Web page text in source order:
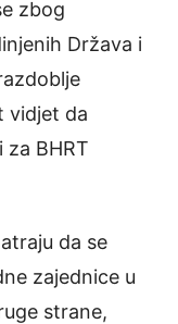
zbog
Država i
vidjet da
za BHRT
da se
zajednice u
strane,